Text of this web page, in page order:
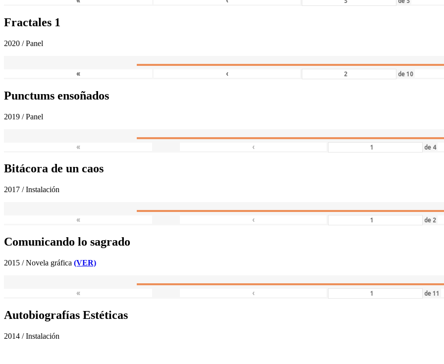
Fractales 1
2020 / Panel
« ‹ de10
Punctums ensoñados
2019 / Panel
« ‹ de 4
Bitácora de un caos
2017 / Instalación
« ‹ de 2
Comunicando lo sagrado
2015 / Novela gráfica (VER)
« ‹ de11
Autobiografías Estéticas
2014 / Instalación